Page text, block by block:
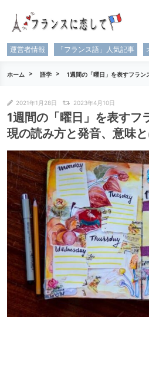
運営者情報 「フランス語」人気記事
ホーム 語学 1週間の「曜日」を表すフラン
2021年1月28日 2023年4月10日
1週間の「曜日」を表すフ
現の読み方と発音、意味と